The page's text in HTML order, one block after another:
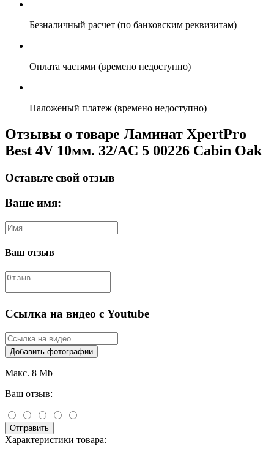
Безналичный расчет (по банковским реквизитам)
Оплата частями (времено недоступно)
Наложеный платеж (времено недоступно)
Отзывы о товаре Ламинат XpertPro
Best 4V 10мм. 32/AC 5 00226 Cabin Oak
Оставьте свой отзыв
Ваше имя:
Ваш отзыв
Ссылка на видео с Youtube
Добавить фотографии
Макс. 8 Mb
Ваш отзыв:
Отправить
Характеристики товара: